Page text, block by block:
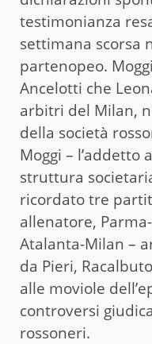
testimonianza
settimana scorsa
partenopeo.
Ancelotti che
arbitri del Milan,
della società
Moggi – l’addetto
struttura
ricordato tre
allenatore,
Atalanta-Milan –
da Pieri,
alle moviole
controversi
rossoneri.